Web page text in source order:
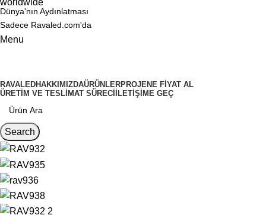
Dünya'nın Aydınlatması
Sadece Ravaled.com'da
Menu
RAVALEDHAKKIMIZDAÜRÜNLERPROJENE FIYAT AL
ÜRETIM VE TESLIMAT SÜRECI
İLETIŞIME GEÇ
Search